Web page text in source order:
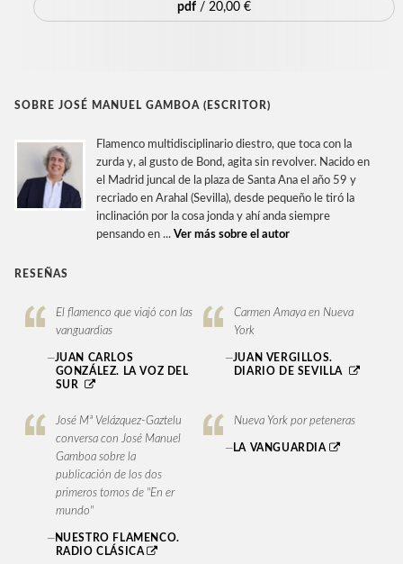
pdf / 20,00 €
SOBRE JOSÉ MANUEL GAMBOA (ESCRITOR)
Flamenco multidisciplinario diestro, que toca con la
zurda y, al gusto de Bond, agita sin revolver. Nacido en
el Madrid juncal de la plaza de Santa Ana el año 59 y
recriado en Arahal (Sevilla), desde pequeño le tiró la
inclinación por la cosa jonda y ahí anda siempre
pensando en ... Ver más sobre el autor
RESEÑAS
El flamenco que viajó con las
vanguardias
—JUAN CARLOS
GONZÁLEZ. LA VOZ DEL
SUR
Carmen Amaya en Nueva
York
—JUAN VERGILLOS.
DIARIO DE SEVILLA
José Mª Velázquez-Gaztelu
conversa con José Manuel
Gamboa sobre la
publicación de los dos
primeros tomos de "En er
mundo"
—NUESTRO FLAMENCO.
RADIO CLÁSICA
Nueva York por peteneras
—LA VANGUARDIA